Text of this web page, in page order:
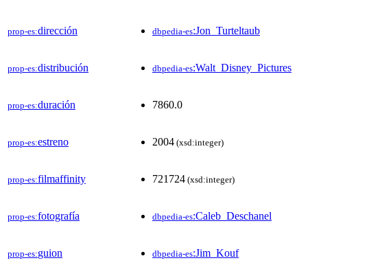
prop-es:dirección dbpedia-es:Jon_Turteltaub
prop-es:distribución dbpedia-es:Walt_Disney_Pictures
prop-es:duración 7860.0
prop-es:estreno 2004 (xsd:integer)
prop-es:filmaffinity 721724 (xsd:integer)
prop-es:fotografía dbpedia-es:Caleb_Deschanel
prop-es:guion dbpedia-es:Jim_Kouf